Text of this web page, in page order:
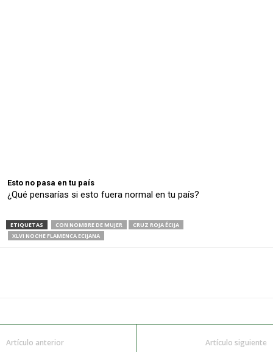
Esto no pasa en tu país
¿Qué pensarías si esto fuera normal en tu país?
ETIQUETAS CON NOMBRE DE MUJER
CRUZ ROJA ÉCIJA
XLVI NOCHE FLAMENCA ECIJANA
Artículo anterior Artículo siguiente